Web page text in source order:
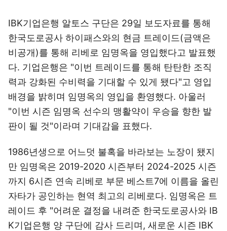
IBK기업은행 알토스 구단은 29일 보도자료를 통해
한국도로공사 하이패스와의 현금 트레이드(금액은
비공개)를 통해 리베로 임명옥을 영입했다고 발표했
다. 기업은행은 "이번 트레이드를 통해 탄탄한 조직
력과 강화된 수비력을 기대할 수 있게 됐다"고 영입
배경을 밝히며 임명옥의 영입을 환영했다. 아울러
"이번 시즌 임명옥 선수의 맹활약이 우승을 향한 발
판이 될 것"이라며 기대감을 표했다.
1986년생으로 어느덧 불혹을 바라보는 노장이 됐지
만 임명옥은 2019-2020 시즌부터 2024-2025 시즌
까지 6시즌 연속 리베로 부문 베스트7에 이름을 올린
자타가 공인하는 현역 최고의 리베로다. 임명옥은 트
레이드 후 "어려운 결정을 내려준 한국도로공사와 IB
K기업은행 양 구단에 감사 드리며, 새로운 시즌 IBK